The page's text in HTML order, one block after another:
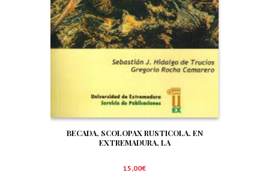
BECADA, SCOLOPAX RUSTICOLA. EN
EXTREMADURA, LA
15,00€